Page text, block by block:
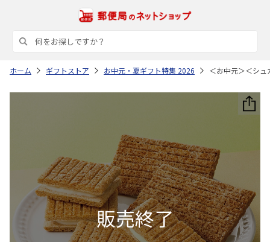
ホーム ギフトストア お中元・夏ギフト特集 2026 ＜お中元＞＜シ